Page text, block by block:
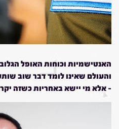
האנטישמיות וכוחות האופל
והעולם שאינו לומד דבר שוב
– אלא מי יישא באחריות כשזה